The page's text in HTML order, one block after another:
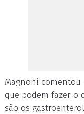
Magnoni comentou
que podem fazer o
são os